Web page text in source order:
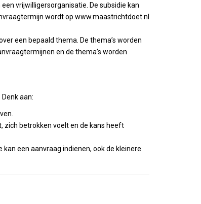
vrijwilligersorganisatie. De subsidie kan
wordt op www.maastrichtdoet.nl
een bepaald thema. De thema’s worden
en de thema’s worden
aan:
zich betrokken voelt en de kans heeft
een aanvraag indienen, ook de kleinere